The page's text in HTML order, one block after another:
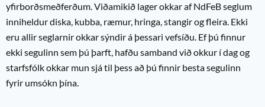
yfirborðsmeðferðum. Viðamikið lager okkar af NdFeB seglum
inniheldur diska, kubba, ræmur, hringa, stangir og fleira. Ekki
eru allir seglarnir okkar sýndir á þessari vefsíðu. Ef þú finnur
ekki segulinn sem þú þarft, hafðu samband við okkur í dag og
starfsfólk okkar mun sjá til þess að þú finnir besta segulinn
fyrir umsókn þína.